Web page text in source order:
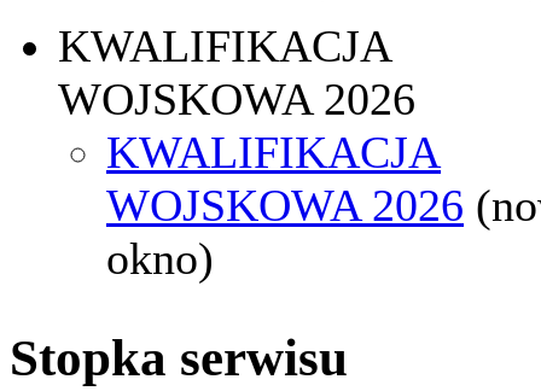
KWALIFIKACJA
WOJSKOWA 2026
KWALIFIKACJA
WOJSKOWA 2026
okno)
Stopka serwisu